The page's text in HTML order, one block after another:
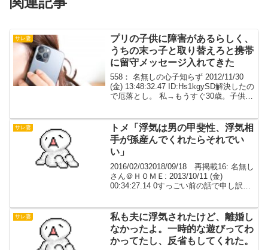
サレ妻
プリの子供に障害があるらしく、
うちの末っ子と取り替えろと携帯
に留守メッセージ入れてきた
558： 名無しの心子知らず 2012/11/30
(金) 13:48:32.47 ID:Hs1kgySD解決したの
で厄落とし。 私→もうすぐ30歳。子供三
前に離...
サレ妻
トメ「浮気は男の甲斐性、浮気相
手が孫産んでくれたらそれでい
い」
2016/02/032018/09/18 再掲載16: 名無し
さん＠ＨＯＭＥ: 2013/10/11 (金)
00:34:27.14 0すっごい前の話で申し訳な
の発端は...
サレ妻
私も夫に浮気されたけど、離婚し
なかったよ。一時的な遊びってわ
かってたし、反省もしてくれた。